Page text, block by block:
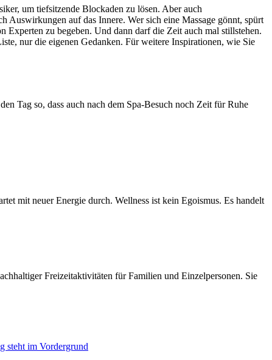
um tiefsitzende Blockaden zu lösen. Aber auch
Auswirkungen auf das Innere. Wer sich eine Massage gönnt, spürt
zu begeben. Und dann darf die Zeit auch mal stillstehen.
nur die eigenen Gedanken. Für weitere Inspirationen, wie Sie
Tag so, dass auch nach dem Spa-Besuch noch Zeit für Ruhe
mit neuer Energie durch. Wellness ist kein Egoismus. Es handelt
Freizeitaktivitäten für Familien und Einzelpersonen. Sie
steht im Vordergrund